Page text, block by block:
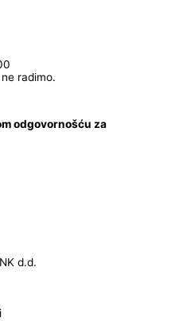
radimo.
odgovornošću za
d.d.